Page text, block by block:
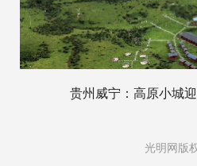
贵州威宁：高原小城
光明网版